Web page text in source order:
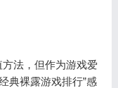
法，但作为游戏爱
典裸露游戏排行”感